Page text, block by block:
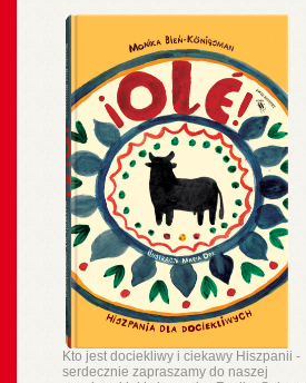
Kto jest dociekliwy i ciekawy Hiszpanii -
serdecznie zapraszamy do naszej